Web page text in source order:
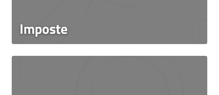
Imposte